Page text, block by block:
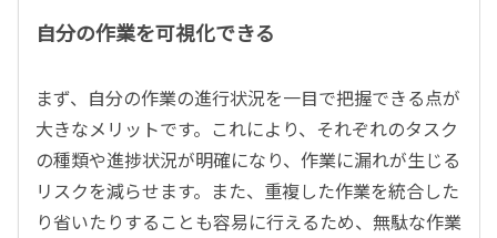
自分の作業を可視化できる
まず、自分の作業の進行状況を一目で把握できる点が
大きなメリットです。これにより、それぞれのタスク
の種類や進捗状況が明確になり、作業に漏れが生じる
リスクを減らせます。また、重複した作業を統合した
り省いたりすることも容易に行えるため、無駄な作業